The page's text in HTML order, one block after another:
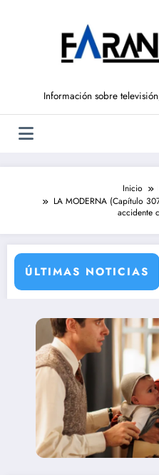
Información sobre
Inicio
LA MODERNA (Capítulo
accidente
ÚLTIMAS NOTICIAS
LIBERTAD’ (del 10 al 14de